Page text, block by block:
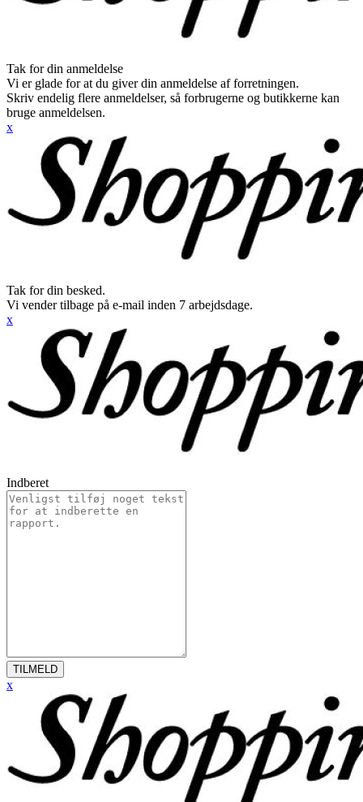
Tak for din anmeldelse
Vi er glade for at du giver din anmeldelse af forretningen.
Skriv endelig flere anmeldelser, så forbrugerne og butikkerne kan
bruge anmeldelsen.
x
Tak for din besked.
Vi vender tilbage på e-mail inden 7 arbejdsdage.
x
Indberet
TILMELD
x